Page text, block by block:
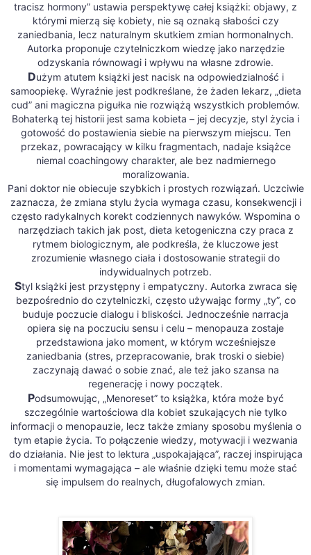
tracisz hormony” ustawia perspektywę całej książki: objawy, z
którymi mierzą się kobiety, nie są oznaką słabości czy
zaniedbania, lecz naturalnym skutkiem zmian hormonalnych.
Autorka proponuje czytelniczkom wiedzę jako narzędzie
odzyskania równowagi i wpływu na własne zdrowie.
Dużym atutem książki jest nacisk na odpowiedzialność i
samoopiekę. Wyraźnie jest podkreślane, że żaden lekarz, „dieta
cud” ani magiczna pigułka nie rozwiążą wszystkich problemów.
Bohaterką tej historii jest sama kobieta – jej decyzje, styl życia i
gotowość do postawienia siebie na pierwszym miejscu. Ten
przekaz, powracający w kilku fragmentach, nadaje książce
niemal coachingowy charakter, ale bez nadmiernego
moralizowania.
Pani doktor nie obiecuje szybkich i prostych rozwiązań. Uczciwie
zaznacza, że zmiana stylu życia wymaga czasu, konsekwencji i
często radykalnych korekt codziennych nawyków. Wspomina o
narzędziach takich jak post, dieta ketogeniczna czy praca z
rytmem biologicznym, ale podkreśla, że kluczowe jest
zrozumienie własnego ciała i dostosowanie strategii do
indywidualnych potrzeb.
Styl książki jest przystępny i empatyczny. Autorka zwraca się
bezpośrednio do czytelniczki, często używając formy „ty”, co
buduje poczucie dialogu i bliskości. Jednocześnie narracja
opiera się na poczuciu sensu i celu – menopauza zostaje
przedstawiona jako moment, w którym wcześniejsze
zaniedbania (stres, przepracowanie, brak troski o siebie)
zaczynają dawać o sobie znać, ale też jako szansa na
regenerację i nowy początek.
Podsumowując, „Menoreset” to książka, która może być
szczególnie wartościowa dla kobiet szukających nie tylko
informacji o menopauzie, lecz także zmiany sposobu myślenia o
tym etapie życia. To połączenie wiedzy, motywacji i wezwania
do działania. Nie jest to lektura „uspokajająca”, raczej inspirująca
i momentami wymagająca – ale właśnie dzięki temu może stać
się impulsem do realnych, długofalowych zmian.